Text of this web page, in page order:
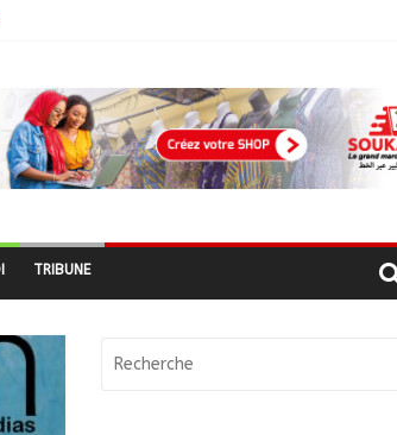
tchadiens au Maroc
TRIBUNE